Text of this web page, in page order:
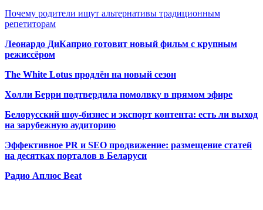
Почему родители ищут альтернативы традиционным
репетиторам
Леонардо ДиКаприо готовит новый фильм с крупным
режиссёром
The White Lotus продлён на новый сезон
Холли Берри подтвердила помолвку в прямом эфире
Белорусский шоу-бизнес и экспорт контента: есть ли выход
на зарубежную аудиторию
Эффективное PR и SEO продвижение: размещение статей
на десятках порталов в Беларуси
Радио Аплюс Beat